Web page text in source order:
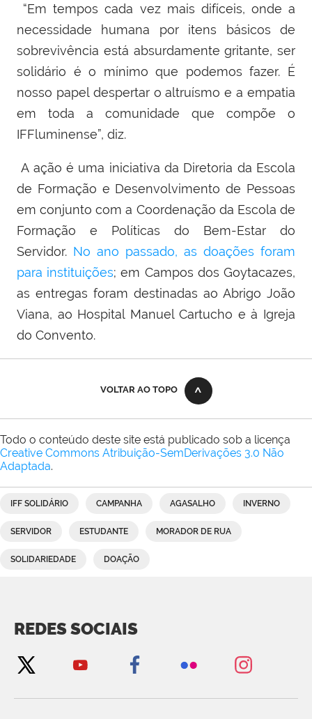
“Em tempos cada vez mais difíceis, onde a
necessidade humana por itens básicos de
sobrevivência está absurdamente gritante, ser
solidário é o mínimo que podemos fazer. É
nosso papel despertar o altruísmo e a empatia
em toda a comunidade que compõe o
IFFluminense”, diz.
A ação é uma iniciativa da Diretoria da Escola
de Formação e Desenvolvimento de Pessoas
em conjunto com a Coordenação da Escola de
Formação e Políticas do Bem-Estar do
Servidor. No ano passado, as doações foram
para instituições; em Campos dos Goytacazes,
as entregas foram destinadas ao Abrigo João
Viana, ao Hospital Manuel Cartucho e à Igreja
do Convento.
VOLTAR AO TOPO
Todo o conteúdo deste site está publicado sob a licença
Creative Commons Atribuição-SemDerivações 3.0 Não
Adaptada.
IFF SOLIDÁRIO CAMPANHA AGASALHO INVERNO
SERVIDOR ESTUDANTE MORADOR DE RUA
SOLIDARIEDADE DOAÇÃO
REDES SOCIAIS